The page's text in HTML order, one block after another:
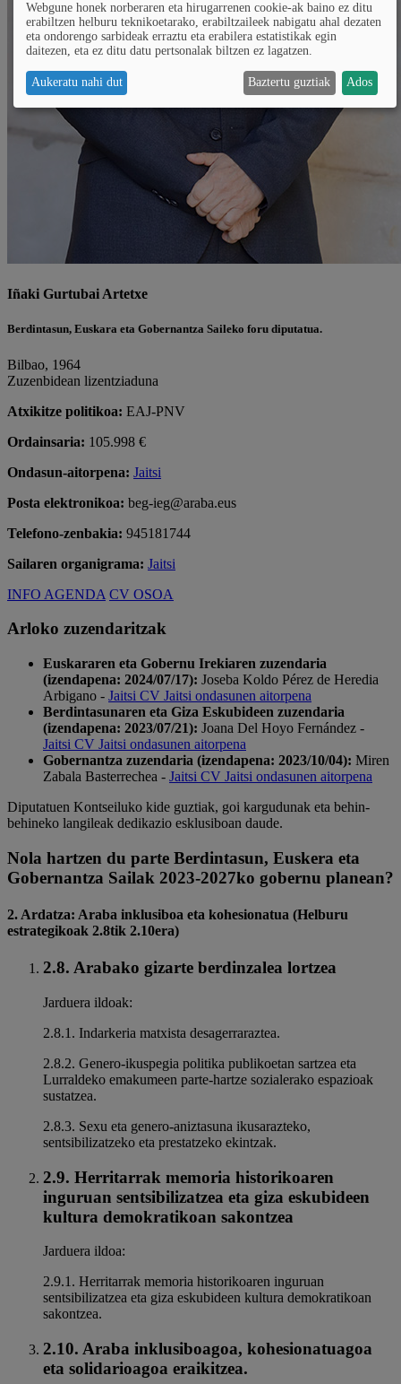
Iñaki Gurtubai Artetxe
Berdintasun, Euskara eta Gobernantza Saileko foru diputatua.
Bilbao, 1964
Zuzenbidean lizentziaduna
Atxikitze politikoa: EAJ-PNV
Ordainsaria: 105.998 €
Ondasun-aitorpena: Jaitsi
Posta elektronikoa: beg-ieg@araba.eus
Telefono-zenbakia: 945181744
Sailaren organigrama: Jaitsi
INFO AGENDA CV OSOA
Arloko zuzendaritzak
Euskararen eta Gobernu Irekiaren zuzendaria
(izendapena: 2024/07/17): Joseba Koldo Pérez de Heredia
Arbigano - Jaitsi CV Jaitsi ondasunen aitorpena
Berdintasunaren eta Giza Eskubideen zuzendaria
(izendapena: 2023/07/21): Joana Del Hoyo Fernández -
Jaitsi CV Jaitsi ondasunen aitorpena
Gobernantza zuzendaria (izendapena: 2023/10/04): Miren
Zabala Basterrechea - Jaitsi CV Jaitsi ondasunen aitorpena
Diputatuen Kontseiluko kide guztiak, goi kargudunak eta behin-
behineko langileak dedikazio esklusiboan daude.
Nola hartzen du parte Berdintasun, Euskera eta
Gobernantza Sailak 2023-2027ko gobernu planean?
2. Ardatza: Araba inklusiboa eta kohesionatua (Helburu
estrategikoak 2.8tik 2.10era)
2.8. Arabako gizarte berdinzalea lortzea
Jarduera ildoak:
2.8.1. Indarkeria matxista desagerraraztea.
2.8.2. Genero-ikuspegia politika publikoetan sartzea eta
Lurraldeko emakumeen parte-hartze sozialerako espazioak
sustatzea.
2.8.3. Sexu eta genero-aniztasuna ikusarazteko,
sentsibilizatzeko eta prestatzeko ekintzak.
2.9. Herritarrak memoria historikoaren
inguruan sentsibilizatzea eta giza eskubideen
kultura demokratikoan sakontzea
Jarduera ildoa:
2.9.1. Herritarrak memoria historikoaren inguruan
sentsibilizatzea eta giza eskubideen kultura demokratikoan
sakontzea.
2.10. Araba inklusiboagoa, kohesionatuagoa
eta solidarioagoa eraikitzea.
Webgune honek norberaren eta hirugarrenen cookie-ak baino ez ditu
erabiltzen helburu teknikoetarako, erabiltzaileek nabigatu ahal dezaten
eta ondorengo sarbideak erraztu eta erabilera estatistikak egin
daitezen, eta ez ditu datu pertsonalak biltzen ez lagatzen.
Aukeratu nahi dut Baztertu guztiak Ados